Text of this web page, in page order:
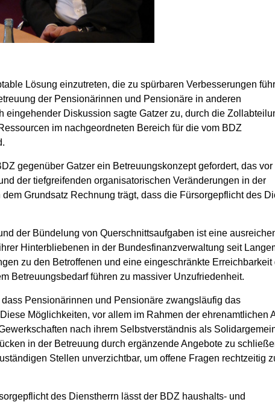
Lösung einzutreten, die zu spürbaren Verbesserungen
der Pensionärinnen und Pensionäre in anderen
eingehender Diskussion sagte Gatzer zu, durch die
im nachgeordneten Bereich für die vom BDZ
gegenüber Gatzer ein Betreuungskonzept gefordert, das vor
der tiefgreifenden organisatorischen Veränderungen in der
Grundsatz Rechnung trägt, dass die Fürsorgepflicht des
der Bündelung von Querschnittsaufgaben ist eine
Hinterbliebenen in der Bundesfinanzverwaltung seit
zu den Betroffenen und eine eingeschränkte Erreichbarkeit
Betreuungsbedarf führen zu massiver Unzufriedenheit.
Pensionärinnen und Pensionäre zwangsläufig das
Möglichkeiten, vor allem im Rahmen der ehrenamtlichen
nach ihrem Selbstverständnis als
in der Betreuung durch ergänzende Angebote zu
Stellen unverzichtbar, um offene Fragen rechtzeitig
des Dienstherrn lässt der BDZ haushalts- und